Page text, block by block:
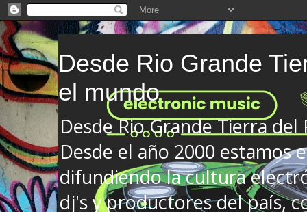
Desde Rio Grande
el mundo
Desde Rio Grande Tierra
Desde el año 2000 estamos
difundiendo la cultura
dj's y productores del país,